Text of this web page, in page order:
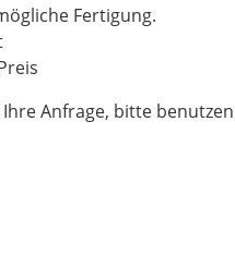
Fertigung.
Anfrage, bitte